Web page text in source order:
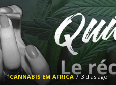
CANNABIS EM ÁFRICA 3 dias ago